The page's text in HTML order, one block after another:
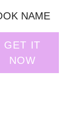
NAME
GET IT
NOW